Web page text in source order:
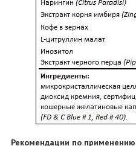
Рекомендации по